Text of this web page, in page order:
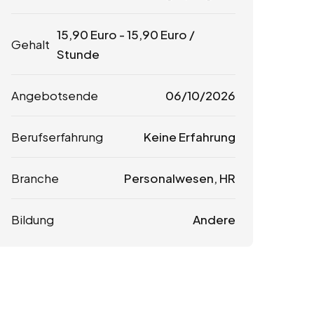
Gehalt
15,90 Euro -15,90 Euro /
Stunde
Angebotsende 06/10/2026
Berufserfahrung Keine Erfahrung
Branche Personalwesen, HR
Bildung Andere